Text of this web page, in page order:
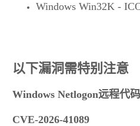
Windows Win32K -
以下漏洞需特别注意
Windows Netlogon远程代
CVE-2026-41089